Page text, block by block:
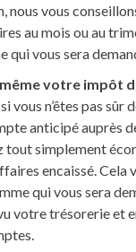
nous vous
au mois ou au
qui vous sera
votre impôt
vous n’êtes pas sûr
anticipé auprès
tout simplement
encaissé. Cela
qui vous sera
votre trésorerie et